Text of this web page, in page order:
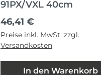
91PX/VXL 40cm
Regulärer Preis:
46,41 €
Preise inkl. MwSt. zzgl.
Versandkosten
In den Warenkorb